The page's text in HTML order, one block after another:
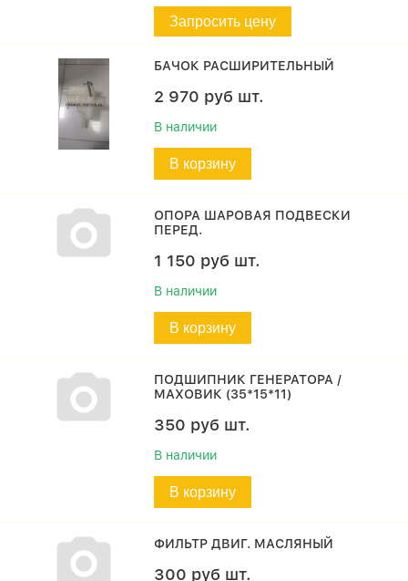
Запросить цену
БАЧОК РАСШИРИТЕЛЬНЫЙ
2 970 руб шт.
В наличии
В корзину
ОПОРА ШАРОВАЯ ПОДВЕСКИ
ПЕРЕД.
1 150 руб шт.
В наличии
В корзину
ПОДШИПНИК ГЕНЕРАТОРА /
МАХОВИК (35*15*11)
350 руб шт.
В наличии
В корзину
ФИЛЬТР ДВИГ. МАСЛЯНЫЙ
300 руб шт.